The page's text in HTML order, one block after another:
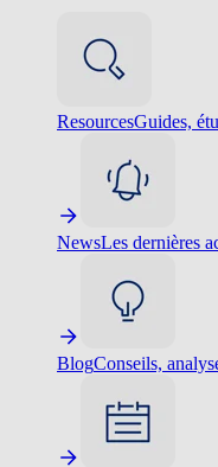
ResourcesGuides,
NewsLes dernières
BlogConseils,